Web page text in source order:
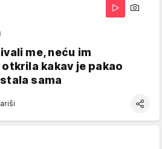
me, neću im
kakav je pakao
sama